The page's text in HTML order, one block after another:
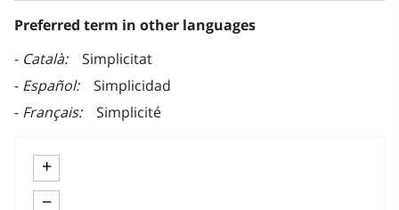
Preferred term in other languages
Català
Simplicitat
Español
Simplicidad
Français
Simplicité
+
−